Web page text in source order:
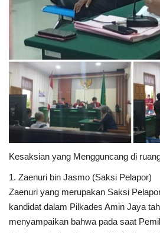
Kesaksian yang Mengguncang di
1. Zaenuri bin Jasmo (Saksi Pelapor)
Zaenuri yang merupakan Saksi
kandidat dalam Pilkades Amin Jaya
menyampaikan bahwa pada saat